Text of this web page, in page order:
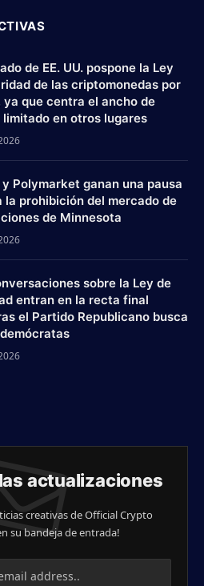
de EE. UU. pospone la Ley
de las criptomonedas por
ya que centra el ancho de
limitado en otros lugares
y Polymarket ganan una pausa
la prohibición del mercado de
de Minnesota
sobre la Ley de
entran en la recta final
el Partido Republicano busca
actualizaciones
creativas de Official Crypto
su bandeja de entrada!